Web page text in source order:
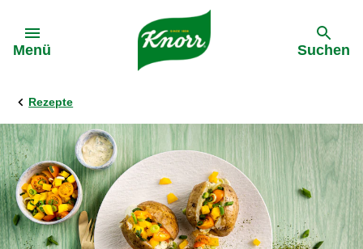
Menü Suchen
Rezepte